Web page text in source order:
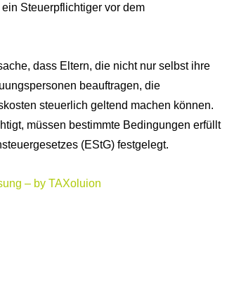
Steuerpflichtiger vor dem
dass Eltern, die nicht nur selbst ihre
beauftragen, die
steuerlich geltend machen können.
müssen bestimmte Bedingungen erfüllt
(EStG) festgelegt.
– by TAXoluion